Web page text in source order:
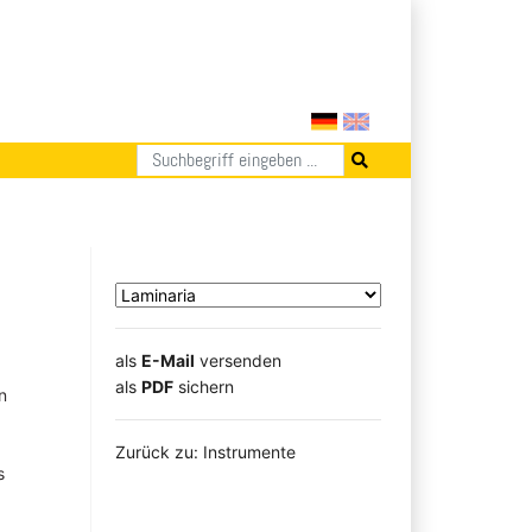
als E-Mail versenden
​​​​​​​​​​​​​​​​​als PDF sichern
Zurück zu: Instrumente